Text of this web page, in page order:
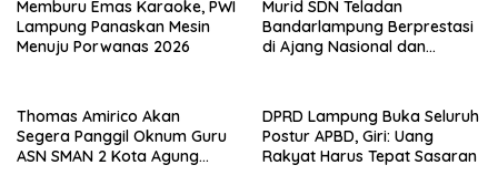
Memburu Emas Karaoke, PWI
Lampung Panaskan Mesin
Menuju Porwanas 2026
Murid SDN Teladan
Bandarlampung Berprestasi
di Ajang Nasional dan
Thomas Amirico Akan
Segera Panggil Oknum Guru
ASN SMAN 2 Kota Agung
DPRD Lampung Buka Seluruh
Postur APBD, Giri: Uang
Rakyat Harus Tepat Sasaran